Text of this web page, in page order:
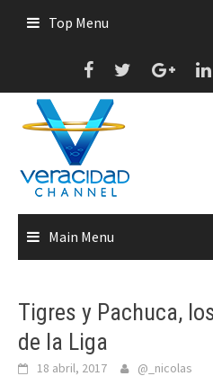
Top Menu
Main Menu
Tigres y Pachuca,
de la Liga
18 abril, 2017 @_nicolas